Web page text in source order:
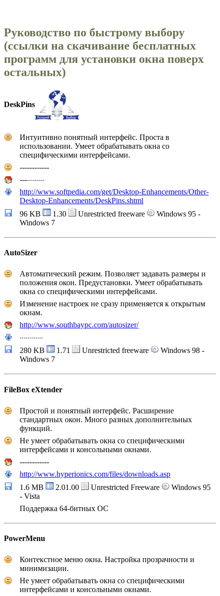
Руководство по быстрому выбору
(ссылки на скачивание бесплатных
программ для установки окна поверх
остальных)
DeskPins
Интуитивно понятный интерфейс. Проста в
использовании. Умеет обрабатывать окна со
специфическими интерфейсами.
------------
------------
http://www.softpedia.com/get/Desktop-Enhancements/Other-
Desktop-Enhancements/DeskPins.shtml
96 KB
1.30 Unrestricted freeware
Windows 95 -
Windows 7
AutoSizer
Автоматический режим. Позволяет задавать размеры и
положения окон. Предустановки. Умеет обрабатывать
окна со специфическими интерфейсами.
Изменение настроек не сразу применяется к открытым
окнам.
http://www.southbaypc.com/autosizer/
------------
280 KB 1.71 Unrestricted freeware
Windows 98 -
Windows 7
FileBox eXtender
Простой и понятный интерфейс. Расширение
стандартных окон. Много разных дополнительных
функций.
Не умеет обрабатывать окна со специфическими
интерфейсами и консольными окнами.
------------
http://www.hyperionics.com/files/downloads.asp
1.6 MB
2.01.00 Unrestricted Freeware
Windows 95
- Vista
Поддержка 64-битных ОС
PowerMenu
Контекстное меню окна. Настройка прозрачности и
минимизации.
Не умеет обрабатывать окна со специфическими
интерфейсами и консольными окнами.